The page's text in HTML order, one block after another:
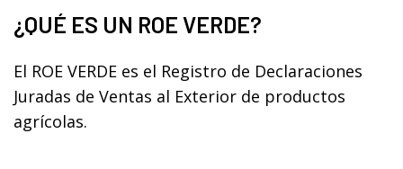
¿QUÉ ES UN ROE VERDE?
El ROE VERDE es el Registro de Declaraciones
Juradas de Ventas al Exterior de productos
agrícolas.